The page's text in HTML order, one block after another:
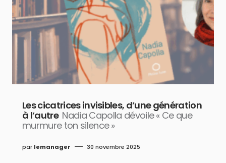
Les cicatrices invisibles, d’une génération
à l’autre Nadia Capolla dévoile « Ce que
murmure ton silence »
par lemanager 30 novembre 2025